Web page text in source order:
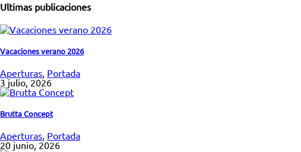
Ultimas publicaciones
Vacaciones verano 2026
Aperturas Portada
3 julio, 2026
Brutta Concept
Aperturas, Portada
20 junio, 2026